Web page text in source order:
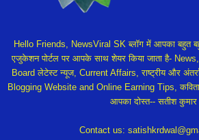
Hello Friends, NewsViral SK ब्लॉग में आपका बहुत
एजुकेशन पोर्टल पर आपके साथ शेयर किया जाता है-
Board लेटेस्ट न्यूज, Current Affairs, राष्ट्रीय और
Blogging Website and Online Earning Tips, कविता-
आपका दोस्त-- सतीश कुमार
Contact us: